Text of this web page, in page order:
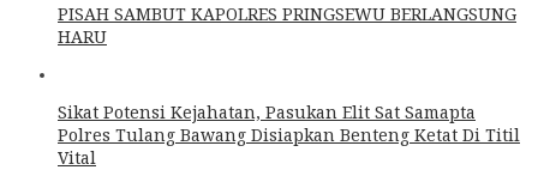
PISAH SAMBUT KAPOLRES PRINGSEWU BERLANGSUNG
HARU
Sikat Potensi Kejahatan, Pasukan Elit Sat Samapta
Polres Tulang Bawang Disiapkan Benteng Ketat Di Titil
Vital